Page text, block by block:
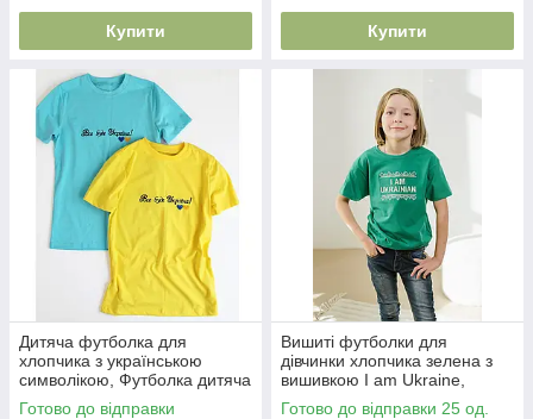
Купити Купити
Дитяча футболка для
хлопчика з українською
символікою, Футболка дитяча
герб Хакі вишивка
Готово до відправки
Вишиті футболки для
дівчинки хлопчика зелена з
вишивкою I am Ukraine,
Красиві дитячі футболки
Готово до відправки 25 од.